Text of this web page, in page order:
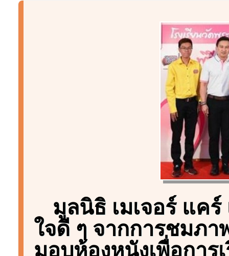
มูลนิธิ เมเจอร์ แค
ใจดี ๆ จากการชมภา
มอบห้องหนังเพื่อการ